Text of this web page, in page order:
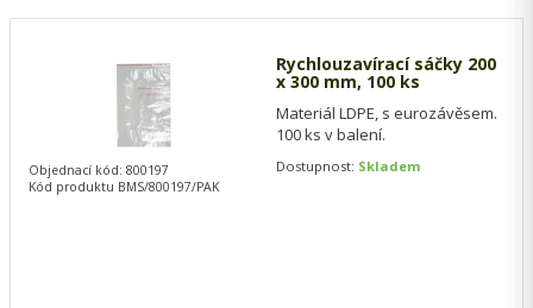
Rychlouzavírací sáčky 200
x 300 mm, 100 ks
Materiál LDPE, s eurozávěsem.
100 ks v balení.
Dostupnost: Skladem
Objednací kód: 800197
Kód produktu BMS/800197/PAK